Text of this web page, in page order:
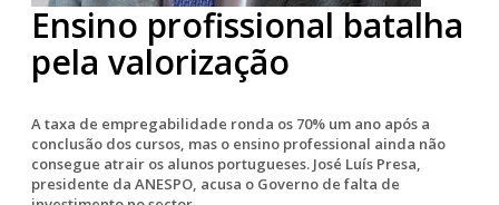
Ensino profissional batalha
pela valorização
A taxa de empregabilidade ronda os 70% um ano após a
conclusão dos cursos, mas o ensino professional ainda não
consegue atrair os alunos portugueses. José Luís Presa,
presidente da ANESPO, acusa o Governo de falta de